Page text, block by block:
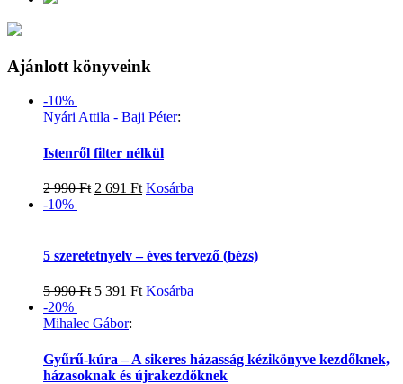
Ajánlott könyveink
-10%
Nyári Attila - Baji Péter:
Istenről filter nélkül
2 990Ft 2 691 Ft Kosárba
-10%
5 szeretetnyelv – éves tervező (bézs)
5 990Ft 5 391 Ft Kosárba
-20%
Mihalec Gábor:
Gyűrű-kúra – A sikeres házasság kézikönyve kezdőknek,
házasoknak és újrakezdőknek